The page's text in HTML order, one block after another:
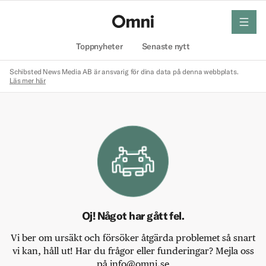
Toppnyheter Senaste nytt
meny
Schibsted News Media AB är ansvarig för dina data på denna webbplats.
Läs mer här
Oj! Något har gått fel.
Vi ber om ursäkt och försöker åtgärda problemet så snart
vi kan, håll ut! Har du frågor eller funderingar? Mejla oss